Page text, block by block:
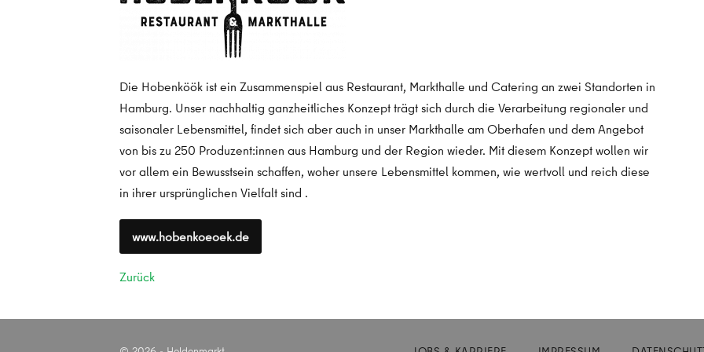
Die Hobenköök ist ein Zusammenspiel aus Restaurant, Markthalle und Catering an zwei Standorten in
Hamburg. Unser nachhaltig ganzheitliches Konzept trägt sich durch die Verarbeitung regionaler und
saisonaler Lebensmittel, findet sich aber auch in unser Markthalle am Oberhafen und dem Angebot
von bis zu 250 Produzent:innen aus Hamburg und der Region wieder. Mit diesem Konzept wollen wir
vor allem ein Bewusstsein schaffen, woher unsere Lebensmittel kommen, wie wertvoll und reich diese
in ihrer ursprünglichen Vielfalt sind .
www.hobenkoeoek.de
Zurück